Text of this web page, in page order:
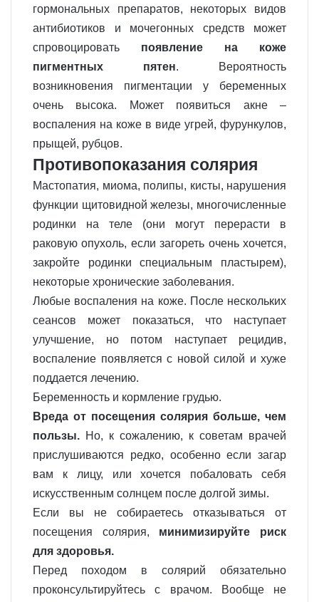
гормональных препаратов, некоторых видов
антибиотиков и мочегонных средств может
спровоцировать появление на коже
пигментных пятен. Вероятность
возникновения пигментации у беременных
очень высока. Может появиться акне –
воспаления на коже в виде угрей, фурункулов,
прыщей, рубцов.
Противопоказания солярия
Мастопатия, миома, полипы, кисты, нарушения
функции щитовидной железы, многочисленные
родинки на теле (они могут перерасти в
раковую опухоль, если загореть очень хочется,
закройте родинки специальным пластырем),
некоторые хронические заболевания.
Любые воспаления на коже. После нескольких
сеансов может показаться, что наступает
улучшение, но потом наступает рецидив,
воспаление появляется с новой силой и хуже
поддается лечению.
Беременность и кормление грудью.
Вреда от посещения солярия больше, чем
пользы. Но, к сожалению, к советам врачей
прислушиваются редко, особенно если загар
вам к лицу, или хочется побаловать себя
искусственным солнцем после долгой зимы.
Если вы не собираетесь отказываться от
посещения солярия, минимизируйте риск
для здоровья.
Перед походом в солярий обязательно
проконсультируйтесь с врачом. Вообще не